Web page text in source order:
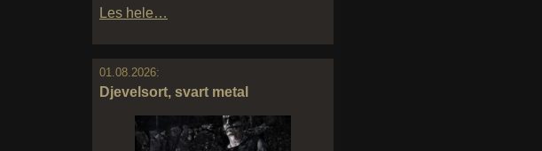
Les hele…
01.08.2026:
Djevelsort, svart metal